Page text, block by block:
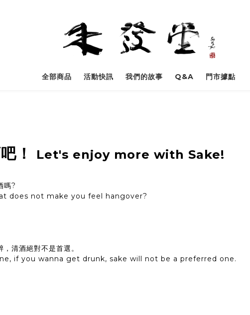
全部商品 活動快訊 我們的故事 Q&A 門市據點
！ Let's enjoy more with Sake!
嗎?
does not make you feel hangover?
清酒絕對不是首選。
if you wanna get drunk, sake will not be a preferred one.